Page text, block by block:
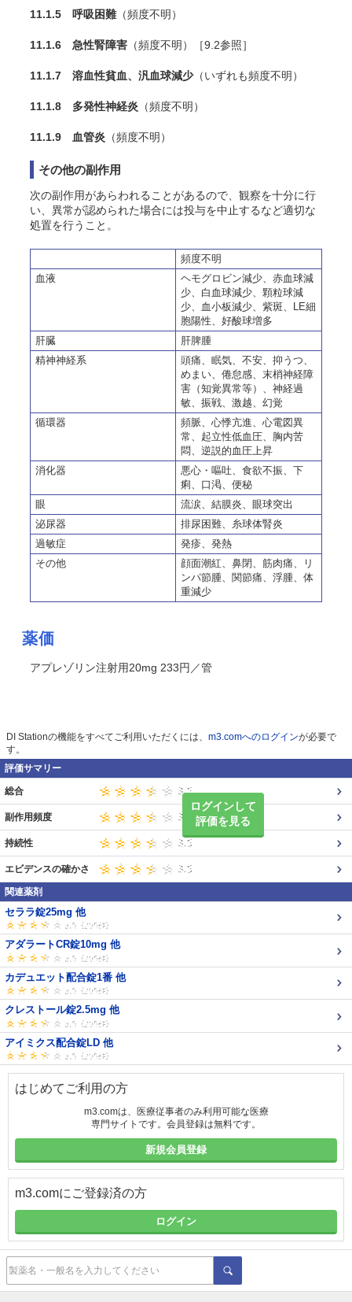
11.1.5 呼吸困難（頻度不明）
11.1.6 急性腎障害 （頻度不明）［9.2参照］
11.1.7 溶血性貧血、汎血球減少（いずれも頻度不明）
11.1.8 多発性神経炎 （頻度不明）
11.1.9 血管炎 （頻度不明）
その他の副作用
次の副作用があらわれることがあるので、観察を十分に行
い、異常が認められた場合には投与を中止するなど適切な
処置を行うこと。
頻度不明
血液
ヘモグロビン減少、赤血球減
少、白血球減少、顆粒球減
少、血小板減少、紫斑、LE細
胞陽性、好酸球増多
肝臓
肝脾腫
精神神経系
頭痛、眠気、不安、抑うつ、
めまい、倦怠感、末梢神経障
害（知覚異常等）、神経過
敏、振戦、激越、幻覚
循環器
頻脈、心悸亢進、心電図異
常、起立性低血圧、胸内苦
悶、逆説的血圧上昇
消化器
悪心・嘔吐、食欲不振、下
痢、口渇、便秘
眼
流涙、結膜炎、眼球突出
泌尿器
排尿困難、糸球体腎炎
過敏症
発疹、発熱
その他
顔面潮紅、鼻閉、筋肉痛、リ
ンパ節腫、関節痛、浮腫、体
重減少
薬価
アプレゾリン注射用20mg 233円／管
DI Stationの機能をすべてご利用いただくには、 m3.comへのログインが必要で
す。
評価サマリー
ログインして
評価を見る
総合
副作用頻度
持続性
エビデンスの確かさ
関連薬剤
セララ錠25mg 他
アダラートCR錠10mg 他
カデュエット配合錠1番 他
クレストール錠2.5mg 他
アイミクス配合錠LD 他
はじめてご利用の方
m3.comは、医療従事者のみ利用可能な医療
専門サイトです。会員登録は無料です。
新規会員登録
m3.comにご登録済の方
ログイン